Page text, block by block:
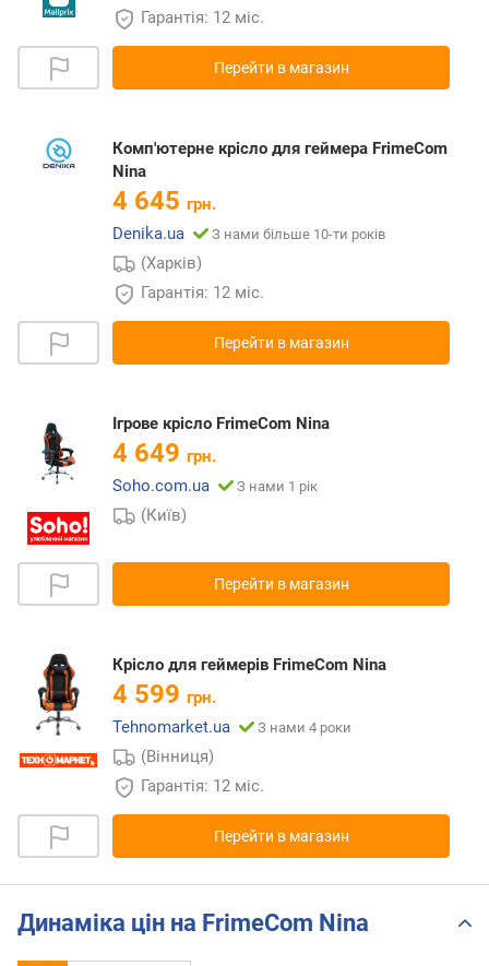
Гарантія: 12 міс.
Перейти в магазин
Комп'ютерне крісло для геймера FrimeCom
Nina
4 645 грн.
Denika.ua
З нами більше 10-ти років
(Харків)
Гарантія: 12 міс.
Перейти в магазин
Ігрове крісло FrimeCom Nina
4 649 грн.
Soho.com.ua
З нами 1 рік
(Київ)
Перейти в магазин
Крісло для геймерів FrimeCom Nina
4 599 грн.
Tehnomarket.ua
З нами 4 роки
(Вінниця)
Гарантія: 12 міс.
Перейти в магазин
Динаміка цін на FrimeCom Nina